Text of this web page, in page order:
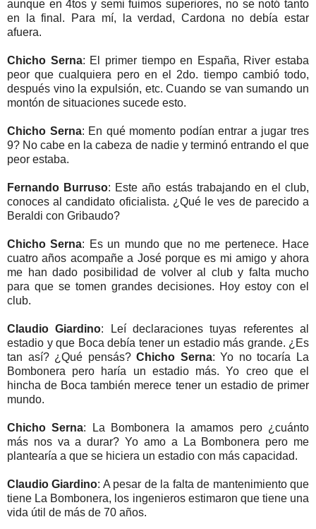
aunque en 4tos y semi fuimos superiores, no se notó tanto
en la final. Para mí, la verdad, Cardona no debía estar
afuera.
Chicho Serna: El primer tiempo en España, River estaba
peor que cualquiera pero en el 2do. tiempo cambió todo,
después vino la expulsión, etc. Cuando se van sumando un
montón de situaciones sucede esto.
Chicho Serna: En qué momento podían entrar a jugar tres
9? No cabe en la cabeza de nadie y terminó entrando el que
peor estaba.
Fernando Burruso: Este año estás trabajando en el club,
conoces al candidato oficialista. ¿Qué le ves de parecido a
Beraldi con Gribaudo?
Chicho Serna: Es un mundo que no me pertenece. Hace
cuatro años acompañe a José porque es mi amigo y ahora
me han dado posibilidad de volver al club y falta mucho
para que se tomen grandes decisiones. Hoy estoy con el
club.
Claudio Giardino: Leí declaraciones tuyas referentes al
estadio y que Boca debía tener un estadio más grande. ¿Es
tan así? ¿Qué pensás?Chicho Serna: Yo no tocaría La
Bombonera pero haría un estadio más. Yo creo que el
hincha de Boca también merece tener un estadio de primer
mundo.
Chicho Serna: La Bombonera la amamos pero ¿cuánto
más nos va a durar? Yo amo a La Bombonera pero me
plantearía a que se hiciera un estadio con más capacidad.
Claudio Giardino: A pesar de la falta de mantenimiento que
tiene La Bombonera, los ingenieros estimaron que tiene una
vida útil de más de 70 años.